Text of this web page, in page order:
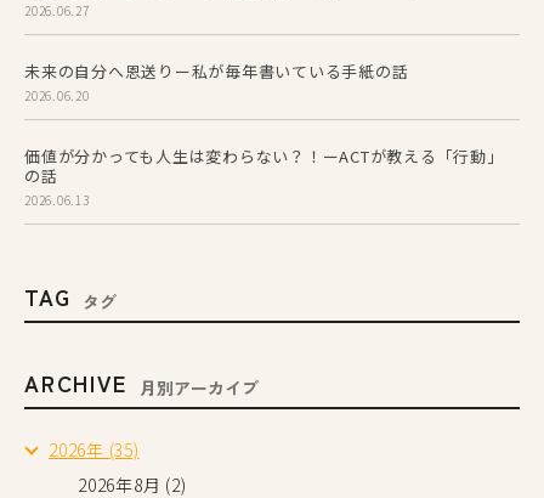
2026.06.27
未来の自分へ恩送りー私が毎年書いている手紙の話
2026.06.20
価値が分かっても人生は変わらない？！ーACTが教える「行動」
の話
2026.06.13
TAG タグ
ARCHIVE 月別アーカイブ
2026年 (35)
2026年8月 (2)